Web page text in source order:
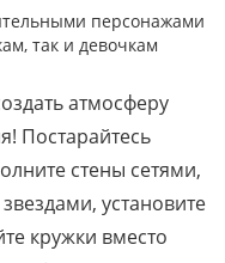
персонажами
так и девочкам
атмосферу
Постарайтесь
стены сетями,
установите
кружки вместо